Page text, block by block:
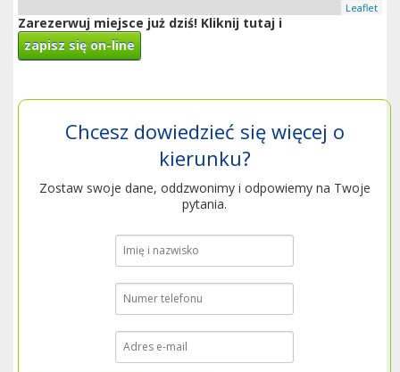
Leaflet
Zarezerwuj miejsce już dziś! Kliknij tutaj i
zapisz się on-line
Chcesz dowiedzieć się więcej o
kierunku?
Zostaw swoje dane, oddzwonimy i odpowiemy na Twoje
pytania.